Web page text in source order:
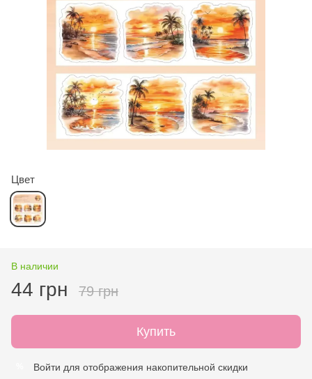
Цвет
В наличии
44 грн 79 грн
Купить
Войти для отображения накопительной скидки